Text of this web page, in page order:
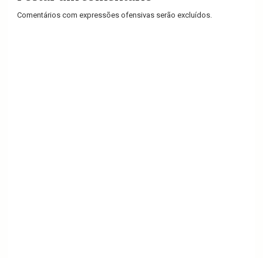
Comentários com expressões ofensivas serão excluídos.